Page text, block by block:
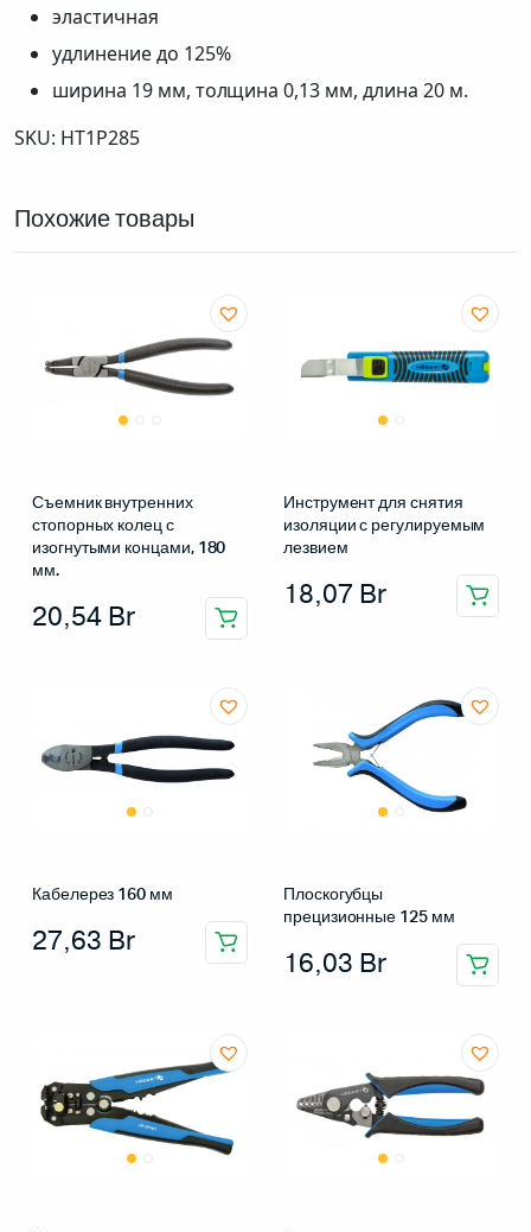
эластичная
удлинение до 125%
ширина 19 мм, толщина 0,13 мм, длина 20 м.
SKU: HT1P285
Похожие товары
Съемник внутренних
стопорных колец с
изогнутыми концами, 180
мм.
20,54 Br
Инструмент для снятия
изоляции с регулируемым
лезвием
18,07 Br
Кабелерез 160 мм
27,63 Br
Плоскогубцы
прецизионные 125 мм
16,03 Br